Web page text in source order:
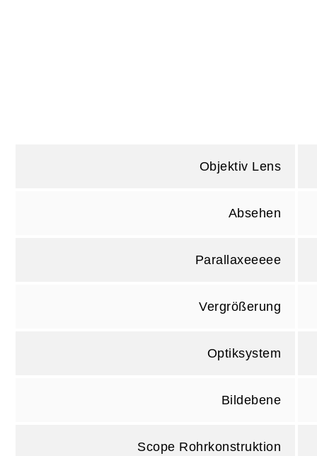
Objektiv Lens
Absehen
Parallaxeeeee
Vergrößerung
Optiksystem
Bildebene
Scope Rohrkonstruktion